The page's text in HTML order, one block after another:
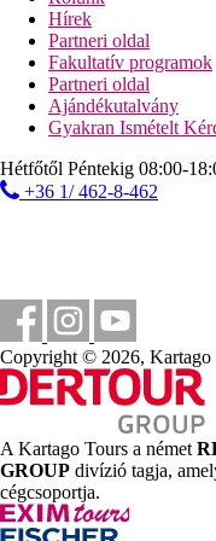
szép keleti
Ingyenes
fitnesz
Sporttevékenységek
vízisportok a
wellness és
pedikűr
Vendéglátás
Reggeli
Büféreggeli
Félpanzió
Reggeli és
Hivatalos kategória
Hírek
Partneri oldal
Fakultatív programok
Partneri oldal
Ajándékutalvány
Gyakran Ismételt
Hétfőtől Péntekig 08:00-
+36 1/ 462-8-462
Copyright © 2026, Kartago
A Kartago Tours a német
GROUP divízió tagja,
cégcsoportja.